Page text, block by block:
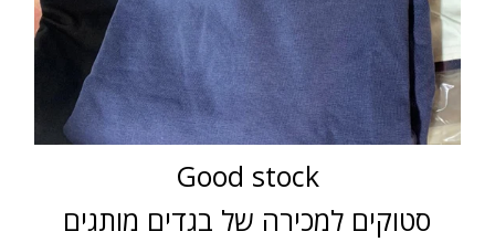
Good stock
סטוקים למכירה של בגדים מותגים